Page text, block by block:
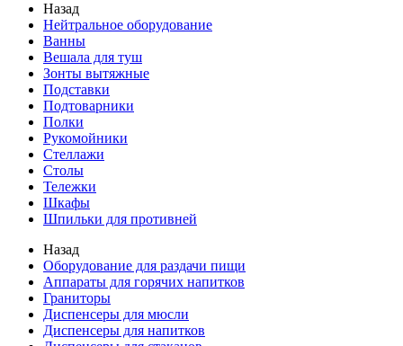
Назад
Нейтральное оборудование
Ванны
Вешала для туш
Зонты вытяжные
Подставки
Подтоварники
Полки
Рукомойники
Стеллажи
Столы
Тележки
Шкафы
Шпильки для противней
Назад
Оборудование для раздачи пищи
Аппараты для горячих напитков
Граниторы
Диспенсеры для мюсли
Диспенсеры для напитков